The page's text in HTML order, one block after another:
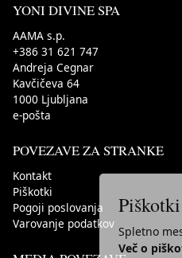
YONI DIVINE SPA
AAMA s.p.
+386 31 621 747
Andreja Cegnar
Kavčičeva 64
1000 Ljubljana
e-pošta
POVEZAVE ZA STRANKE
Kontakt
Piškotki
Pogoji poslovanja
Varovanje podatkov
Spletno
Več o